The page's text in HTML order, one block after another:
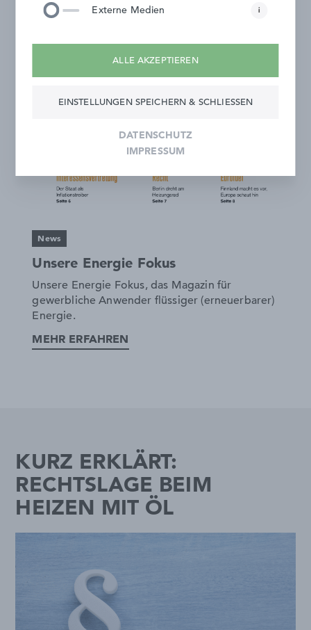
News
Unsere Energie Fokus
Unsere Energie Fokus, das Magazin für
gewerbliche Anwender flüssiger (erneuerbarer)
Energie.
MEHR ERFAHREN
KURZ ERKLÄRT:
RECHTSLAGE BEIM
HEIZEN MIT ÖL
Externe Medien i
ALLE AKZEPTIEREN
EINSTELLUNGEN SPEICHERN & SCHLIESSEN
DATENSCHUTZ
IMPRESSUM